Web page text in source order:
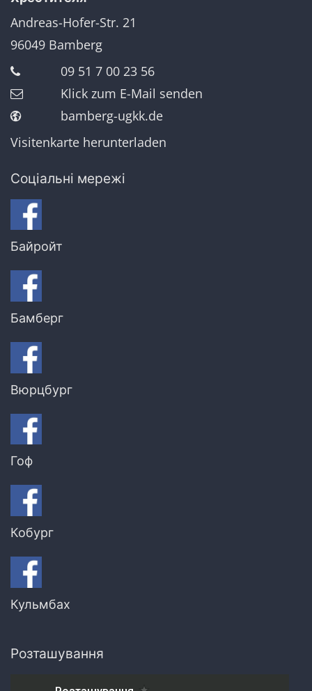
Andreas-Hofer-Str. 21
96049 Bamberg
09 51 7 00 23 56
Klick zum E-Mail senden
bamberg-ugkk.de
Visitenkarte herunterladen
Соціальні мережі
Байройт
Бамберг
Вюрцбург
Гоф
Кобург
Кульмбах
Розташування